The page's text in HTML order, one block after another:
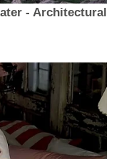
- Architectural